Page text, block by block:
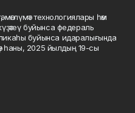
технологиялары һәм
буйынса федераль
буйынса идаралығында
һаны, 2025 йылдың 19-сы